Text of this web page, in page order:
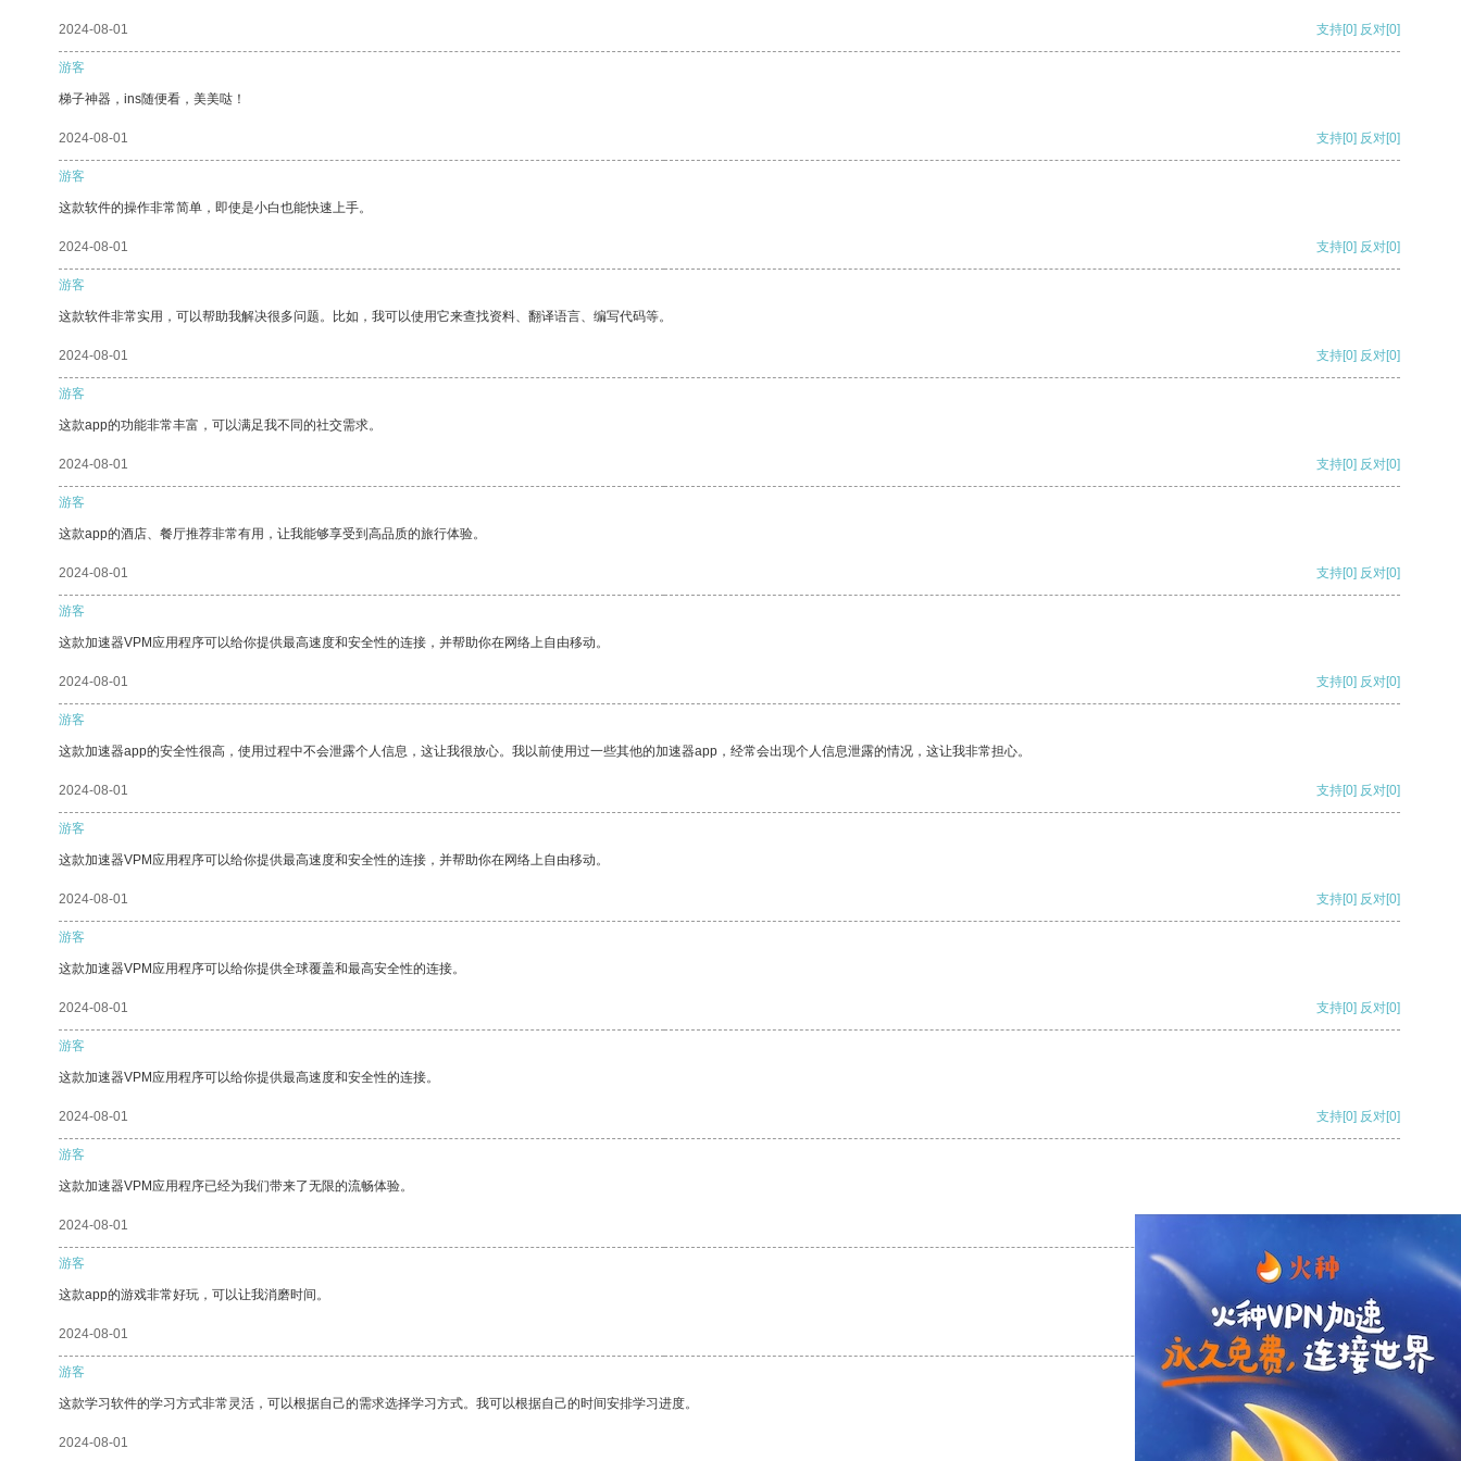
2024-08-01 支持[0] 反对[0]
游客
梯子神器，ins随便看，美美哒！
2024-08-01 支持[0] 反对[0]
游客
这款软件的操作非常简单，即使是小白也能快速上手。
2024-08-01 支持[0] 反对[0]
游客
这款软件非常实用，可以帮助我解决很多问题。比如，我可以使用它来查找资料、翻译语言、编写代码等。
2024-08-01 支持[0] 反对[0]
游客
这款app的功能非常丰富，可以满足我不同的社交需求。
2024-08-01 支持[0] 反对[0]
游客
这款app的酒店、餐厅推荐非常有用，让我能够享受到高品质的旅行体验。
2024-08-01 支持[0] 反对[0]
游客
这款加速器VPM应用程序可以给你提供最高速度和安全性的连接，并帮助你在网络上自由移动。
2024-08-01 支持[0] 反对[0]
游客
这款加速器app的安全性很高，使用过程中不会泄露个人信息，这让我很放心。我以前使用过一些其他的加速器app，经常会出现个人信息泄露的情况，这让我非常担心。
2024-08-01 支持[0] 反对[0]
游客
这款加速器VPM应用程序可以给你提供最高速度和安全性的连接，并帮助你在网络上自由移动。
2024-08-01 支持[0] 反对[0]
游客
这款加速器VPM应用程序可以给你提供全球覆盖和最高安全性的连接。
2024-08-01 支持[0] 反对[0]
游客
这款加速器VPM应用程序可以给你提供最高速度和安全性的连接。
2024-08-01 支持[0] 反对[0]
游客
这款加速器VPM应用程序已经为我们带来了无限的流畅体验。
2024-08-01
游客
这款app的游戏非常好玩，可以让我消磨时间。
2024-08-01 支持 [0] 反对 [0]
游客
这款学习软件的学习方式非常灵活，可以根据自己的需求选择学习方式。我可以根据自己的时间安排学习进度。
2024-08-01 支持